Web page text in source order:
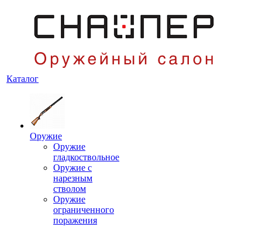
Каталог
Оружие
Оружие
гладкоствольное
Оружие с
нарезным
стволом
Оружие
ограниченного
поражения